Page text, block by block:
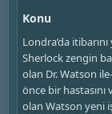
Konu
Londra’da
Sherlock zengin
olan Dr. Watson
önce bir hastasını
olan Watson yeni